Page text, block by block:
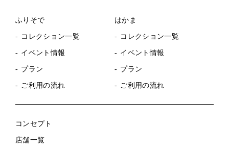
ふりそで
コレクション一覧
イベント情報
プラン
ご利用の流れ
はかま
コレクション一覧
イベント情報
プラン
ご利用の流れ
コンセプト
店舗一覧